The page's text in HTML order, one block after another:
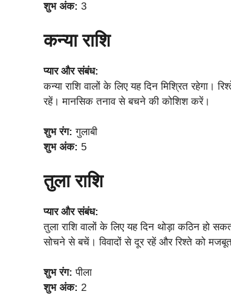
शुभ अंक: 3
कन्या राशि
प्यार और संबंध:
कन्या राशि वालों के लिए यह दिन मिश्रित रहेगा।
रहें। मानसिक तनाव से बचने की कोशिश करें।
शुभ रंग: गुलाबी
शुभ अंक: 5
तुला राशि
प्यार और संबंध:
तुला राशि वालों के लिए यह दिन थोड़ा कठिन हो
सोचने से बचें। विवादों से दूर रहें और रिश्ते को
शुभ रंग: पीला
शुभ अंक: 2